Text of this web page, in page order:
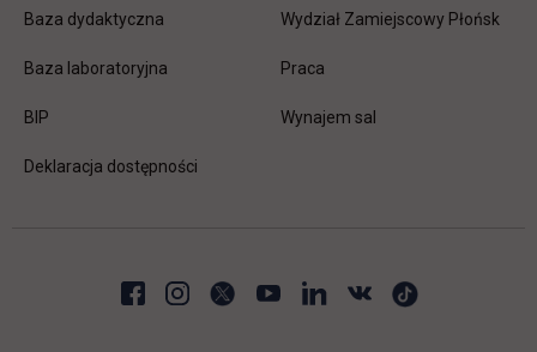
Baza dydaktyczna
Baza laboratoryjna
BIP
Deklaracja dostępności
Wydział Zamiejscowy Płońsk
Praca
Wynajem sal